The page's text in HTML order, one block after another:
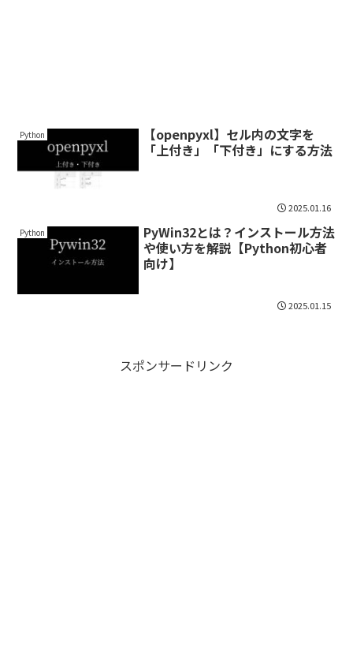
Python
【openpyxl】セル内の文字を
「上付き」「下付き」にする方法
2025.01.16
Python
PyWin32とは？インストール方法
や使い方を解説【Python初心者
向け】
2025.01.15
スポンサードリンク